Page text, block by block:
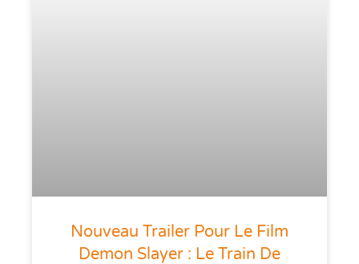
Nouveau Trailer Pour Le Film
Demon Slayer : Le Train De